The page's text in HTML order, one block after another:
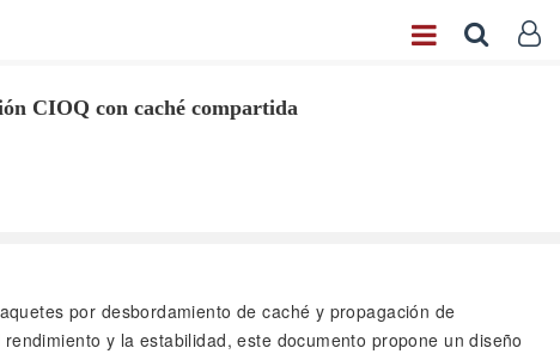
CIOQ con caché compartida
por desbordamiento de caché y propagación de
y la estabilidad, este documento propone un diseño